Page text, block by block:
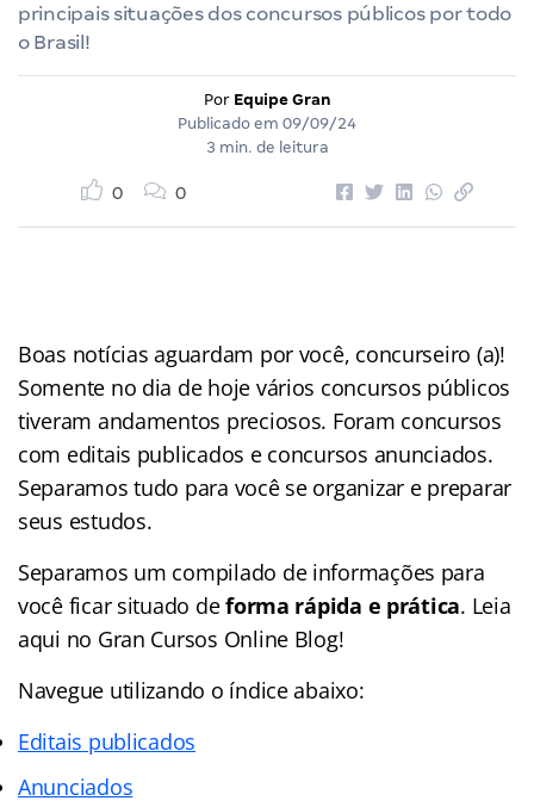
principais situações dos concursos públicos por todo
o Brasil!
Por Equipe Gran
Publicado em 09/09/24
3 min. de leitura
0 0
Boas notícias aguardam por você, concurseiro (a)!
Somente no dia de hoje vários concursos públicos
tiveram andamentos preciosos. Foram concursos
com editais publicados e concursos anunciados.
Separamos tudo para você se organizar e preparar
seus estudos.
Separamos um compilado de informações para
você ficar situado deforma rápida e prática. Leia
aqui no Gran Cursos Online Blog!
Navegue utilizando o índiceabaixo:
Editais publicados
Anunciados